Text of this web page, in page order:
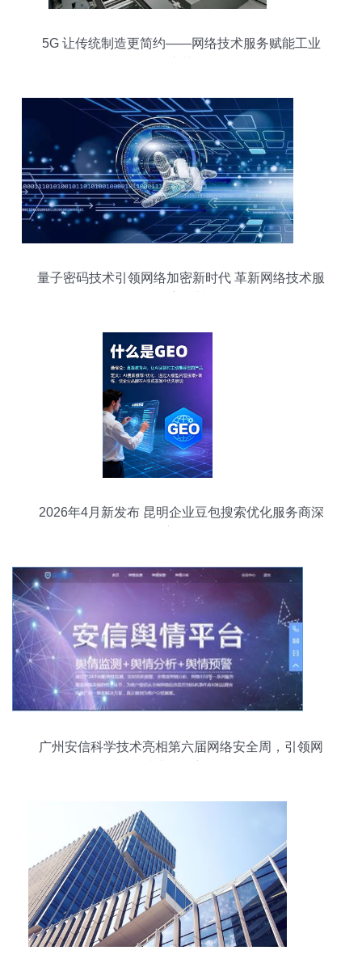
5G 让传统制造更简约——网络技术服务赋能工业
量子密码技术引领网络加密新时代 革新网络技术服
2026年4月新发布 昆明企业豆包搜索优化服务商深
广州安信科学技术亮相第六届网络安全周，引领网